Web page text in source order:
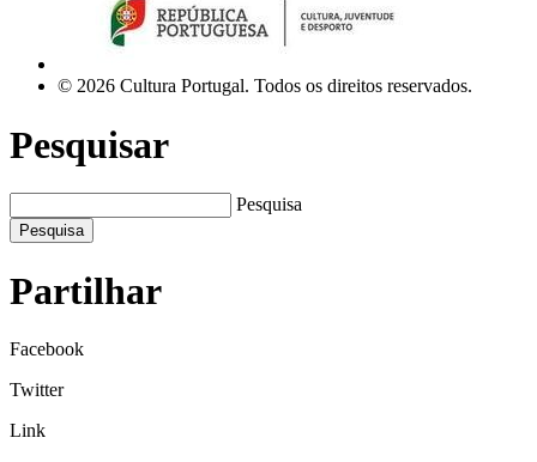
© 2026 Cultura Portugal. Todos os direitos reservados.
Pesquisar
Pesquisa
Pesquisa
Partilhar
Facebook
Twitter
Link